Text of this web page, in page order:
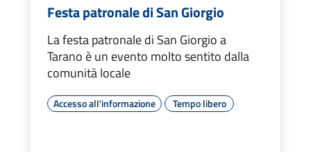
Festa patronale di San Giorgio
La festa patronale di San Giorgio a
Tarano è un evento molto sentito dalla
comunità locale
Accesso all'informazione Tempo libero